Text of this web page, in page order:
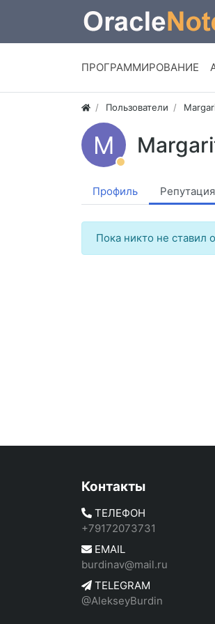
ПРОГРАММИРОВАНИЕ
Пользователи
M
Профиль Репутация
Пока никто не ставил
Контакты
ТЕЛЕФОН
+79172073731
EMAIL
burdinav@mail.ru
TELEGRAM
@AlekseyBurdin